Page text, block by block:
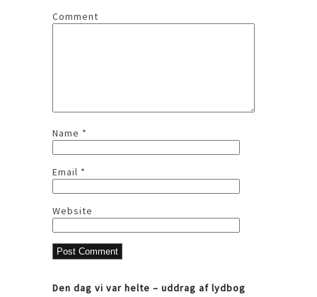
Comment
Name *
Email *
Website
Den dag vi var helte – uddrag af lydbog